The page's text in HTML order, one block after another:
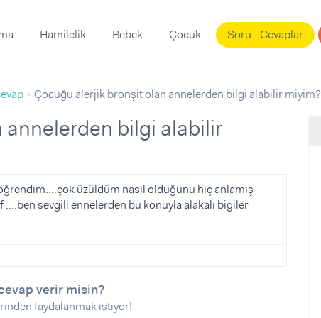
Hamilelik Bebek Çocuk Soru - Cevaplar
Çocuğu alerjik bronşit olan annelerden bilgi alabilir miyim?
üzüldüm nasıl olduğunu hiç anlamış
sevgili ennelerden bu konuyla alakalı bigiler
verir misin?
faydalanmak istiyor!